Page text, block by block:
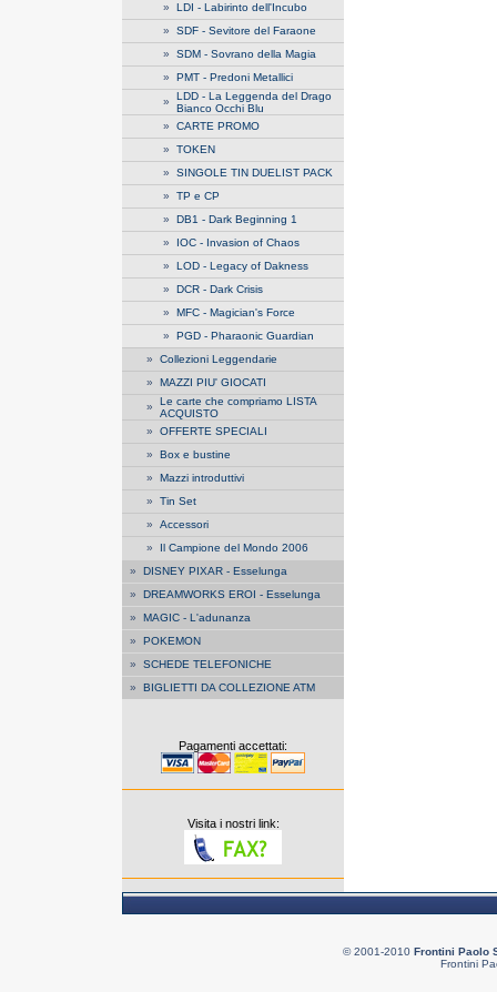
» LDI - Labirinto dell'Incubo
» SDF - Sevitore del Faraone
» SDM - Sovrano della Magia
» PMT - Predoni Metallici
» LDD - La Leggenda del Drago
Bianco Occhi Blu
» CARTE PROMO
» TOKEN
» SINGOLE TIN DUELIST PACK
» TP e CP
» DB1 - Dark Beginning 1
» IOC - Invasion of Chaos
» LOD - Legacy of Dakness
» DCR - Dark Crisis
» MFC - Magician's Force
» PGD - Pharaonic Guardian
» Collezioni Leggendarie
» MAZZI PIU' GIOCATI
» Le carte che compriamo LISTA
ACQUISTO
» OFFERTE SPECIALI
» Box e bustine
» Mazzi introduttivi
» Tin Set
» Accessori
» Il Campione del Mondo 2006
» DISNEY PIXAR - Esselunga
» DREAMWORKS EROI - Esselunga
» MAGIC - L'adunanza
» POKEMON
» SCHEDE TELEFONICHE
» BIGLIETTI DA COLLEZIONE ATM
Pagamenti accettati:
Visita i nostri link:
© 2001-2010 Frontini Paolo
Frontini